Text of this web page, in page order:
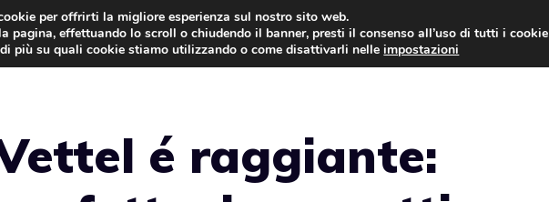
AUTO NEWS
é raggiante:
per offrirti la migliore esperienza sul nostro sito web.
pagina, effettuando lo scroll o chiudendo il banner, presti il consenso all’uso di tutti i cookie
più su quali cookie stiamo utilizzando o come disattivarli nelleimpostazioni